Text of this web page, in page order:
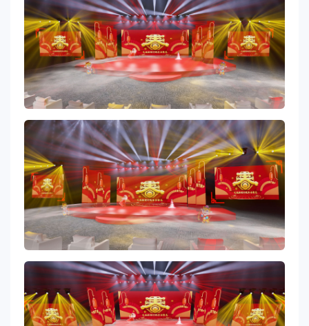
关于我们